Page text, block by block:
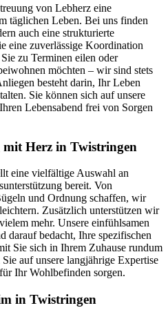
von Lebherz eine
täglichen Leben. Bei uns finden
auch eine strukturierte
eine zuverlässige Koordination
zu Terminen eilen oder
möchten – wir sind stets
besteht darin, Ihr Leben
Sie können sich auf unsere
Lebensabend frei von Sorgen
Herz in Twistringen
eine vielfältige Auswahl an
bereit. Von
und Ordnung schaffen, wir
Zusätzlich unterstützen wir
mehr. Unsere einfühlsamen
darauf bedacht, Ihre spezifischen
Sie sich in Ihrem Zuhause rundum
auf unsere langjährige Expertise
Ihr Wohlbefinden sorgen.
in Twistringen